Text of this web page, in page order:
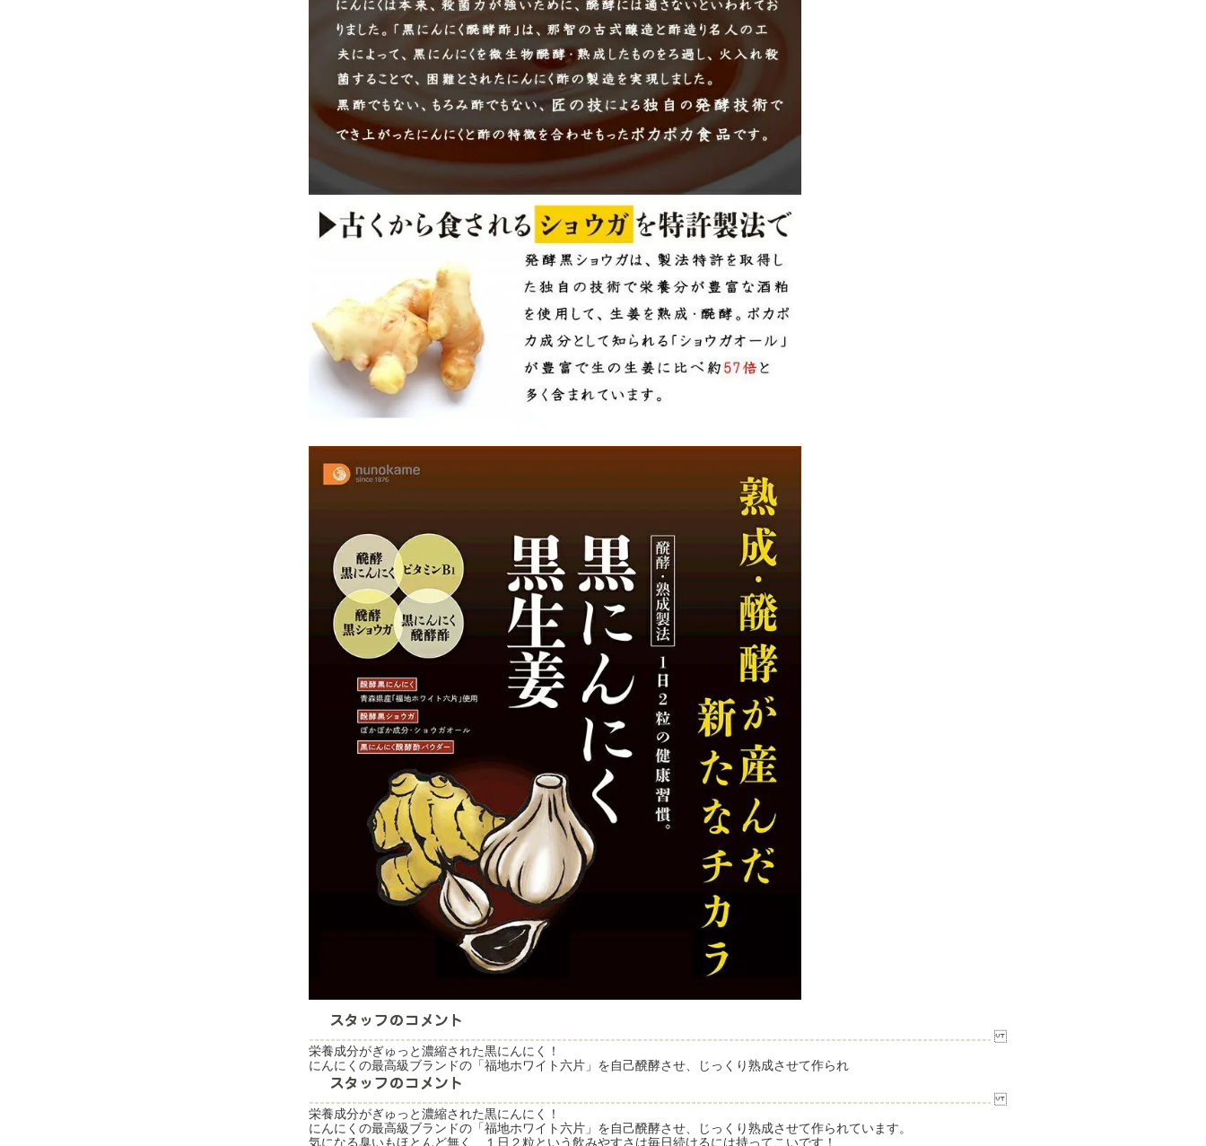
栄養成分がぎゅっと濃縮された黒にんにく！
にんにくの最高級ブランドの「福地ホワイト六片」を自己醗酵させ、じっくり熟成させて作られ
栄養成分がぎゅっと濃縮された黒にんにく！
にんにくの最高級ブランドの「福地ホワイト六片」を自己醗酵させ、じっくり熟成させて作られています。
気になる臭いもほとんど無く、１日２粒という飲みやすさは毎日続けるには持ってこいです！